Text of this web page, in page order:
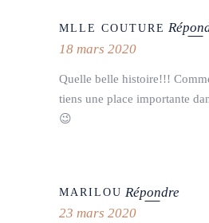
MLLE COUTURE
18 mars 2020
Quelle belle histoire!!!
tiens une place importante
😉
MARILOU Répondre
23 mars 2020